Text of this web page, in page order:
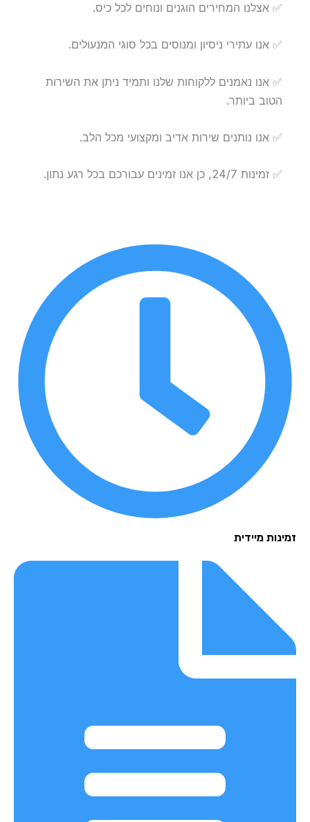
✅ אצלנו המחירים הוגנים ונוחים לכל כיס.
✅ אנו עתירי ניסיון ומנוסים בכל סוגי המנעולים.
✅ אנו נאמנים ללקוחות שלנו ותמיד ניתן את השירות
הטוב ביותר.
✅ אנו נותנים שירות אדיב ומקצועי מכל הלב.
✅ זמינות 24/7, כן אנו זמינים עבורכם בכל רגע נתון.
זמינות מיידית